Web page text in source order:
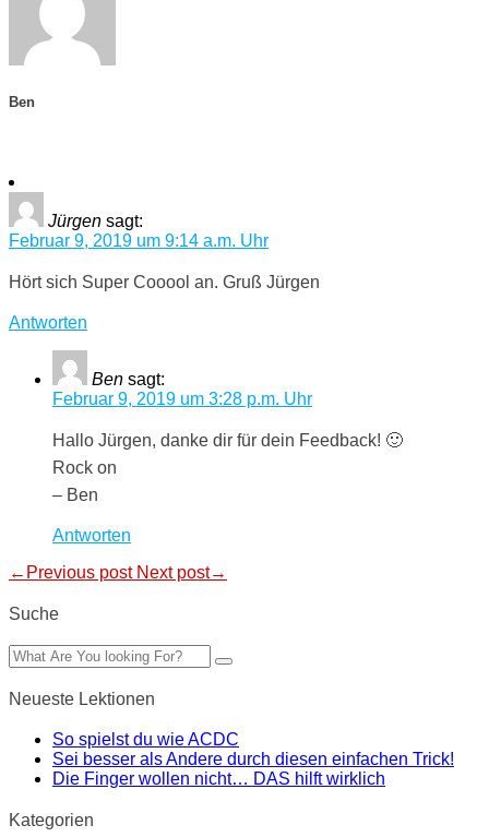
Ben
Jürgen sagt:
Februar 9, 2019 um 9:14 a.m. Uhr
Hört sich Super Cooool an. Gruß Jürgen
Antworten
Ben sagt:
Februar 9, 2019 um 3:28 p.m. Uhr
Hallo Jürgen, danke dir für dein Feedback! 🙂
Rock on
– Ben
Antworten
←Previous post Next post→
Suche
Neueste Lektionen
So spielst du wie ACDC
Sei besser als Andere durch diesen einfachen Trick!
Die Finger wollen nicht… DAS hilft wirklich
Kategorien